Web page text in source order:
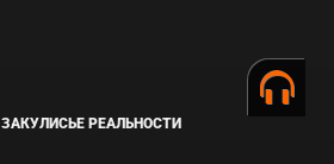
ЗАКУЛИСЬЕ РЕАЛЬНОСТИ